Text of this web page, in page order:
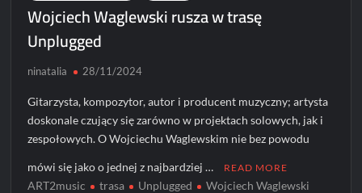
Wojciech Waglewski rusza w trasę
Unplugged
ninatalia 28/11/2024
Gitarzysta, kompozytor, autor i producent muzyczny; artysta
doskonale czujący się zarówno w projektach solowych, jak i
zespołowych. O Wojciechu Waglewskim nie bez powodu
mówi się jako o jednej z najbardziej … READ MORE
ART2music trasa Unplugged Wojciech Waglewski